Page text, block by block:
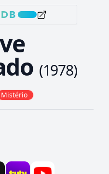
(1978)
Mistério